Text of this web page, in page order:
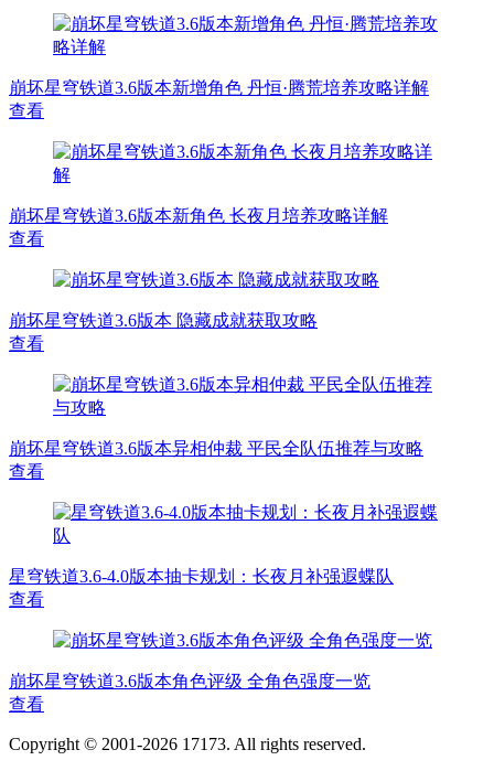
崩坏星穹铁道3.6版本新增角色 丹恒·腾荒培养攻略详解
查看
崩坏星穹铁道3.6版本新角色 长夜月培养攻略详解
查看
崩坏星穹铁道3.6版本 隐藏成就获取攻略
查看
崩坏星穹铁道3.6版本异相仲裁 平民全队伍推荐与攻略
查看
​星穹铁道3.6-4.0版本抽卡规划：长夜月补强遐蝶队
查看
崩坏星穹铁道3.6版本角色评级 全角色强度一览
查看
Copyright © 2001-2026 17173. All rights reserved.